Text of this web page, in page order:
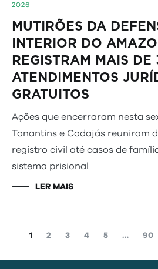
2026
MUTIRÕES DA
INTERIOR DO
REGISTRAM MAIS
ATENDIMENTOS
GRATUITOS
Ações que encerraram nesta
Tonantins e Codajás reuniram
registro civil até casos de
sistema prisional
LER MAIS
Navegação
Posts
Página
1 Página
2 Página
3 Página
4 Página
5 … 90